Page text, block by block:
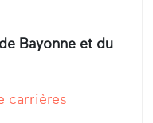
Bayonne et du
carrières